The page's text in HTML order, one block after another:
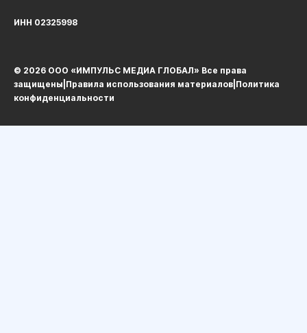
ИНН 02325998
© 2026 ООО «ИМПУЛЬС МЕДИА ГЛОБАЛ» Все права
защищеныㅤ|ㅤ Правила использования материалов Политика
конфиденциальности